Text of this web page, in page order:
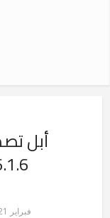
فبراير 21, 2014